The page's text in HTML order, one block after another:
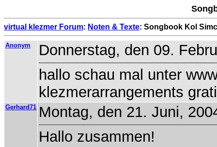
virtual klezmer Forum: Noten & Texte: Songbook Kol
Anonym
Donnerstag, den 09.
hallo schau mal unter
klezmerarrangements
Gerhard71 Montag, den 21. Juni,
Hallo zusammen!